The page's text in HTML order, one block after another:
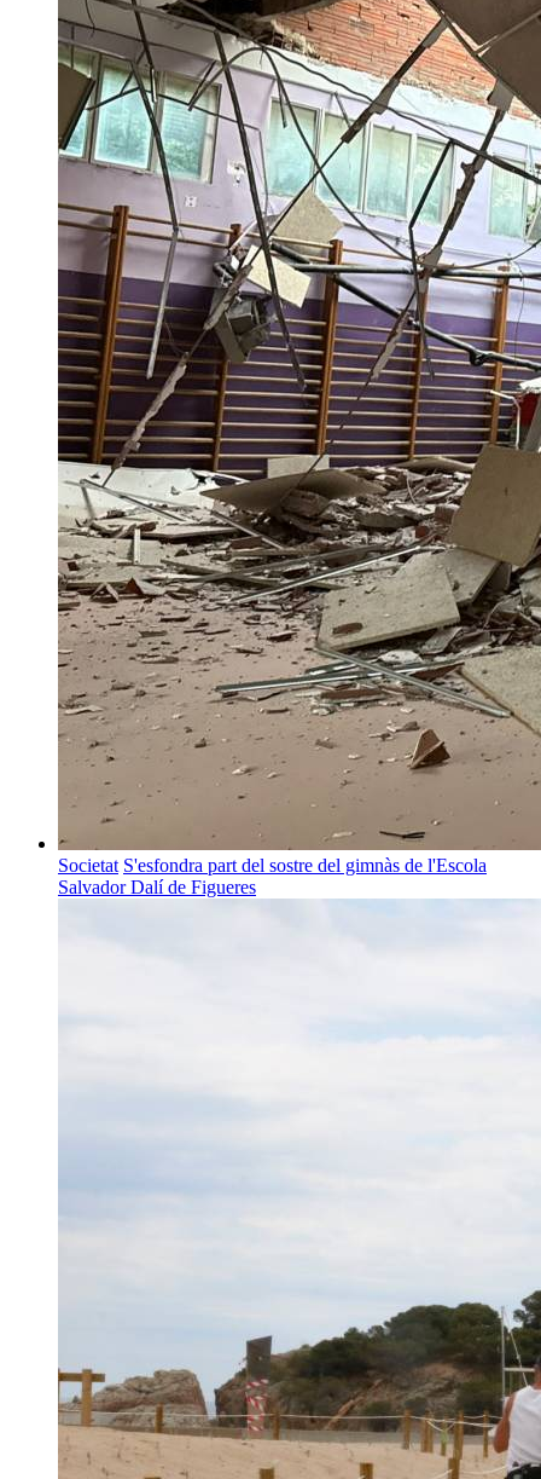
Societat S'esfondra part del sostre del gimnàs de l'Escola
Salvador Dalí de Figueres